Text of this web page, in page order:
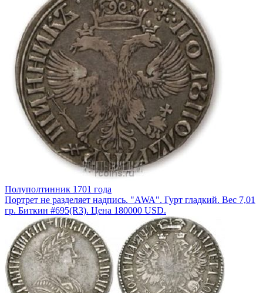
Полуполтинник 1701 года
Портрет не разделяет надпись. "AWA". Гурт гладкий. Вес 7,01
гр. Биткин #695(R3). Цена 180000 USD.